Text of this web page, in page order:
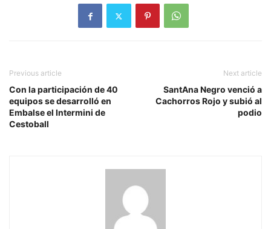
Previous article
Con la participación de 40
equipos se desarrolló en
Embalse el Intermini de
Cestoball
Next article
SantAna Negro venció a
Cachorros Rojo y subió al
podio